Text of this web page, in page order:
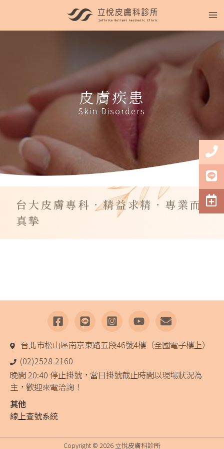
皮膚疾患
Skin Disorders
台大皮膚專科．精益求精．專業而
真摯
台北市松山區南京東路五段46號4樓（全國電子樓上）
(02)2528-2160
晚間 20:40 停止掛號，當日掛號截止時間以現場狀況為
主，歡迎來電洽詢！
其他
線上查號系統
Copyright © 2026 立悅皮膚科診所